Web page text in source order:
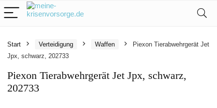
Start Verteidigung Waffen
Piexon Tierabwehrgerät Jet
Jpx, schwarz, 202733
Piexon Tierabwehrgerät Jet Jpx, schwarz,
202733